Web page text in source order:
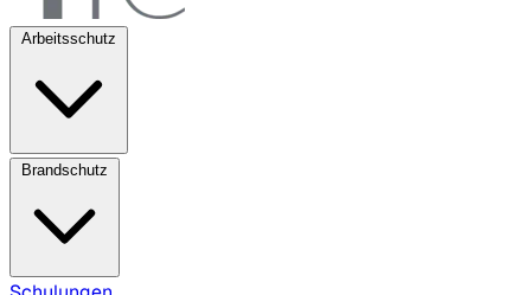
Arbeitsschutz
Brandschutz